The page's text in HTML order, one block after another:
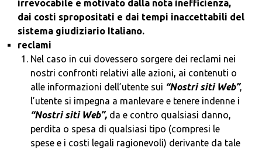
irrevocabile e motivato dalla nota inefficienza,
dai costi spropositati e dai tempi inaccettabili del
sistema giudiziario Italiano.
reclami
Nel caso in cui dovessero sorgere dei reclami nei
nostri confronti relativi alle azioni, ai contenuti o
alle informazioni dell’utente sui “Nostri siti Web”,
l’utente si impegna a manlevare e tenere indenne i
“Nostri siti Web”, da e contro qualsiasi danno,
perdita o spesa di qualsiasi tipo (compresi le
spese e i costi legali ragionevoli) derivante da tale